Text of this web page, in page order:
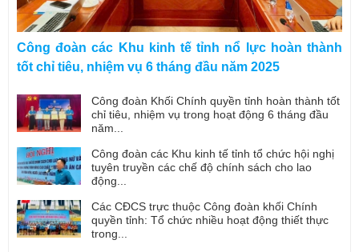
Công đoàn các Khu kinh tế tỉnh nổ lực hoàn thành
tốt chỉ tiêu, nhiệm vụ 6 tháng đầu năm 2025
Công đoàn Khối Chính quyền tỉnh hoàn thành tốt
chỉ tiêu, nhiệm vụ trong hoạt động 6 tháng đầu
năm...
Công đoàn các Khu kinh tế tỉnh tổ chức hội nghị
tuyên truyền các chế độ chính sách cho lao
động...
Các CĐCS trực thuộc Công đoàn khối Chính
quyền tỉnh: Tổ chức nhiều hoạt động thiết thực
trong...